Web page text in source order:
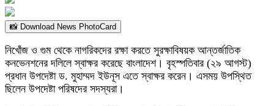
📸 Download News PhotoCard
নিখোঁজ ও গুম থেকে নাগরিকদের রক্ষা করতে সুরক্ষাবিষয়ক আন্তর্জাতিক
কনভেনশনের দলিলে স্বাক্ষর করেছে বাংলাদেশ। বৃহস্পতিবার (২৯ আগস্ট)
প্রধান উপদেষ্টা ড. মুহাম্মদ ইউনূস এতে স্বাক্ষর করেন। এসময় উপস্থিত
ছিলেন উপদেষ্টা পরিষদের সদস্যরা।